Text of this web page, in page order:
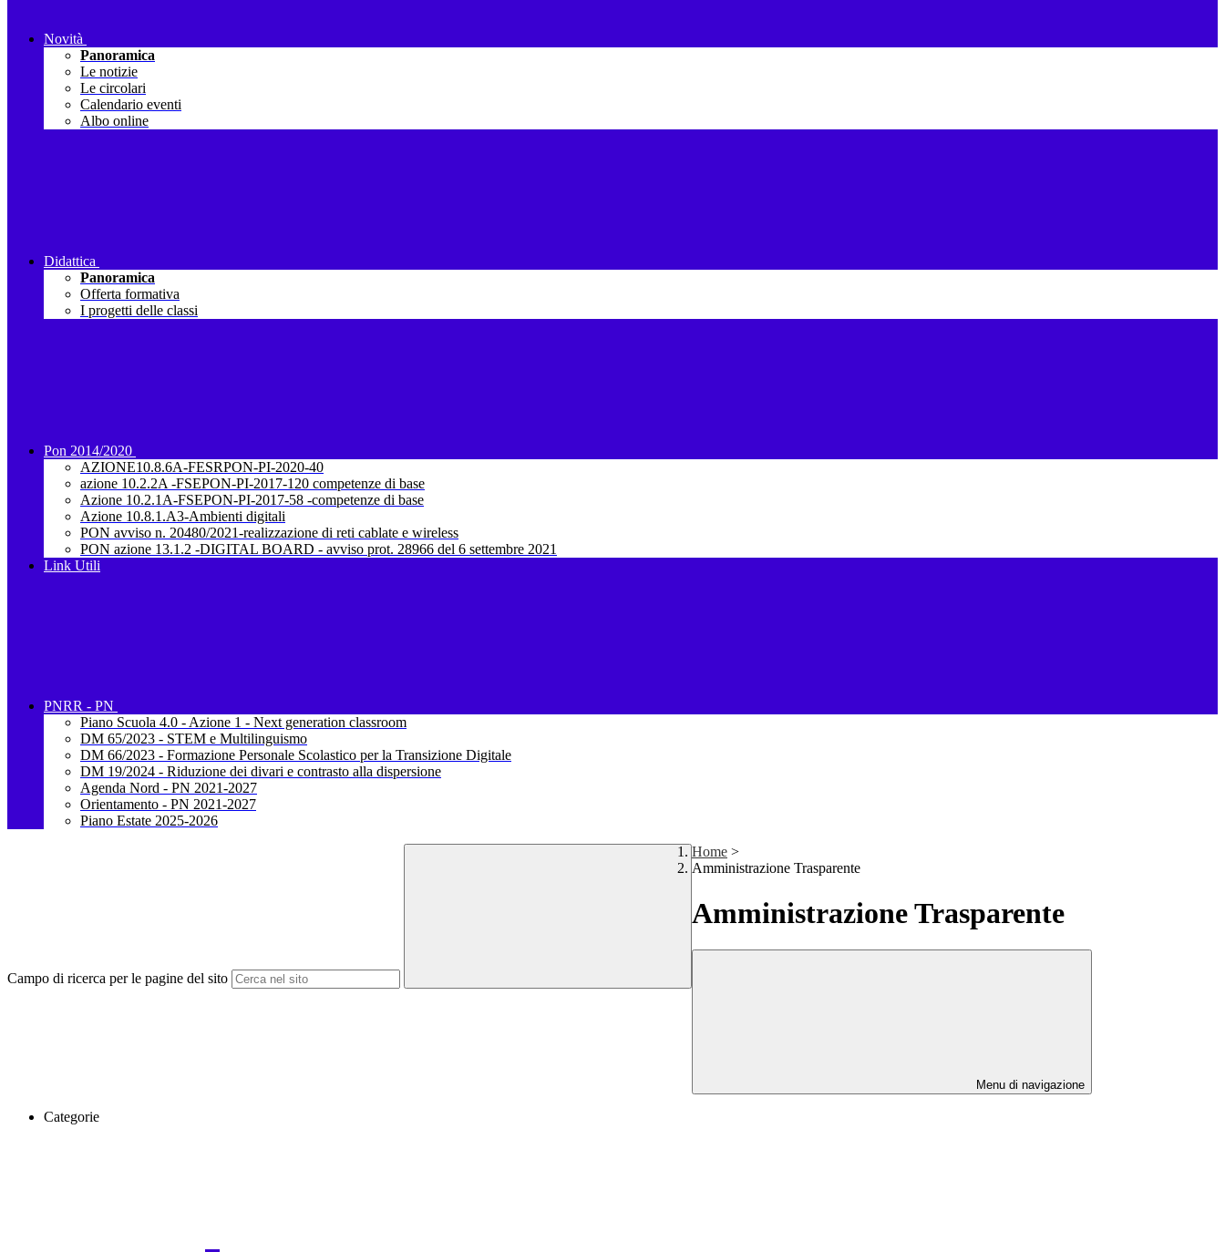
Novità
Panoramica
Le notizie
Le circolari
Calendario eventi
Albo online
Didattica
Panoramica
Offerta formativa
I progetti delle classi
Pon 2014/2020
AZIONE10.8.6A-FESRPON-PI-2020-40
azione 10.2.2A -FSEPON-PI-2017-120 competenze di base
Azione 10.2.1A-FSEPON-PI-2017-58 -competenze di base
Azione 10.8.1.A3-Ambienti digitali
PON avviso n. 20480/2021-realizzazione di reti cablate e wireless
PON azione 13.1.2 -DIGITAL BOARD - avviso prot. 28966 del 6 settembre 2021
Link Utili
PNRR - PN
Piano Scuola 4.0 - Azione 1 - Next generation classroom
DM 65/2023 - STEM e Multilinguismo
DM 66/2023 - Formazione Personale Scolastico per la Transizione Digitale
DM 19/2024 - Riduzione dei divari e contrasto alla dispersione
Agenda Nord - PN 2021-2027
Orientamento - PN 2021-2027
Piano Estate 2025-2026
Campo di ricerca per le pagine del sito
Home >
Amministrazione Trasparente
Amministrazione Trasparente
Menu di navigazione
Categorie